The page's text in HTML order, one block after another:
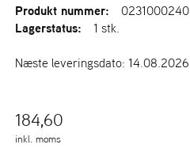
Produkt nummer:
0231000240
Lagerstatus:
1 stk.
Næste leveringsdato: 14.08.2026
184,60
inkl. moms